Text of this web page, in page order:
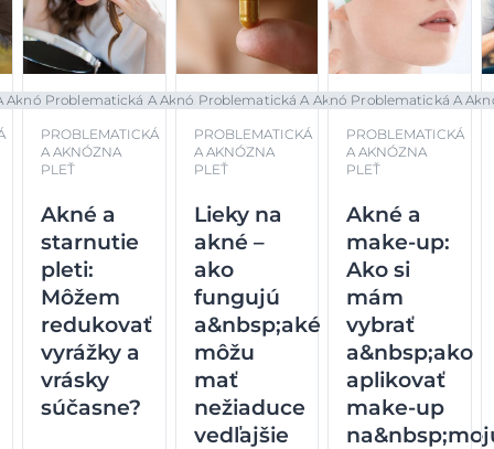
Problematická A Aknó...
PROBLEMATICKÁ
A AKNÓZNA
PLEŤ
Akné a
starnutie
pleti:
Môžem
redukovať
vyrážky a
vrásky
súčasne?
Problematická A Aknó...
PROBLEMATICKÁ
A AKNÓZNA
PLEŤ
Lieky na
akné –
ako
fungujú
a&nbsp;aké
môžu
mať
nežiaduce
vedľajšie
Problematická A
PROBLEMATICKÁ
A AKNÓZNA
PLEŤ
Akné a
make-up:
Ako si
mám
vybrať
a&nbsp;ako
aplikovať
make-up